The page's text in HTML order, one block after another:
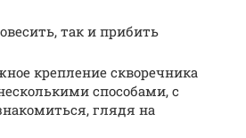
так и прибить
крепление скворечника
способами, с
глядя на